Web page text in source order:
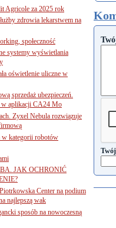
Agricole za 2025 rok
zdrowia lekarstwem na
społeczność
systemy wyświetlania
oświetlenie uliczne w
sprzedaż ubezpieczeń.
w aplikacji CA24 Mo
Zyxel Nebula rozwiązuje
w kategorii robotów
JAK OCHRONIĆ
Center na podium
najlepszą wak
sposób na nowoczesną